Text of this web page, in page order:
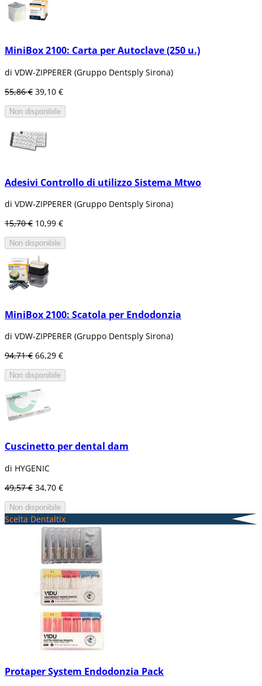
MiniBox 2100: Carta per Autoclave (250 u.)
di VDW-ZIPPERER (Gruppo Dentsply Sirona)
55,86 € 39,10 €
Non disponibile
Adesivi Controllo di utilizzo Sistema Mtwo
di VDW-ZIPPERER (Gruppo Dentsply Sirona)
15,70 € 10,99 €
Non disponibile
MiniBox 2100: Scatola per Endodonzia
di VDW-ZIPPERER (Gruppo Dentsply Sirona)
94,71 € 66,29 €
Non disponibile
Cuscinetto per dental dam
di HYGENIC
49,57 € 34,70 €
Non disponibile
Scelta Dentaltix
Protaper System Endodonzia Pack